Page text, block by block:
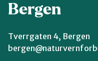
Voss
Bergen
Tverrgaten 4, Bergen